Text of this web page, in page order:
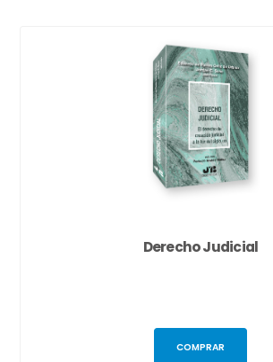
Derecho Judicial
COMPRAR